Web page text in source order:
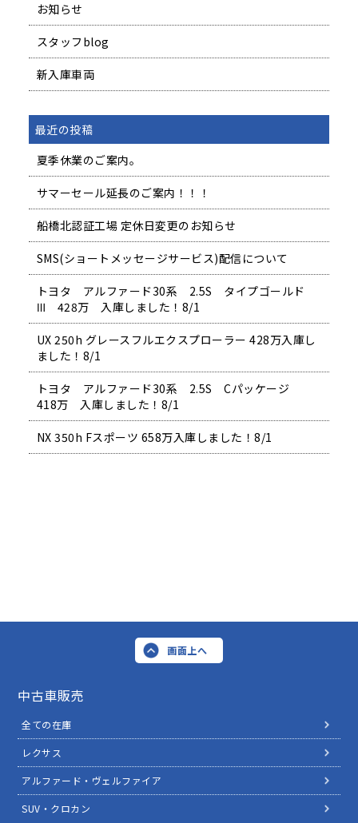
お知らせ
スタッフblog
新入庫車両
最近の投稿
夏季休業のご案内。
サマーセール延長のご案内！！！
船橋北認証工場 定休日変更のお知らせ
SMS(ショートメッセージサービス)配信について
トヨタ アルファード30系 2.5S タイプゴールド
Ⅲ 428万 入庫しました！8/1
UX 250h グレースフルエクスプローラー 428万入庫し
ました！8/1
トヨタ アルファード30系 2.5S Cパッケージ
418万 入庫しました！8/1
NX 350h Fスポーツ 658万入庫しました！8/1
画面上へ
中古車販売
全ての在庫
レクサス
アルファード・ヴェルファイア
SUV・クロカン